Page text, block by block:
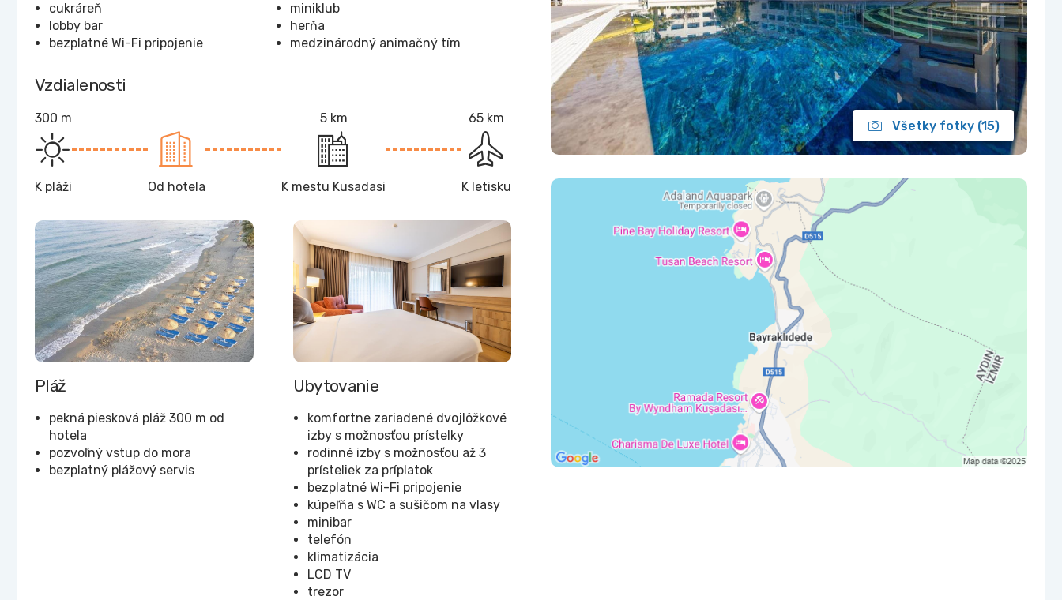
cukráreň
lobby bar
bezplatné Wi-Fi pripojenie
miniklub
herňa
medzinárodný animačný tím
Vzdialenosti
300 m
K pláži Od hotela
5 km
K mestu Kusadasi
65 km
K letisku
Pláž
pekná piesková pláž 300 m od
hotela
pozvoľný vstup do mora
bezplatný plážový servis
Ubytovanie
komfortne zariadené dvojlôžkové
izby s možnosťou prístelky
rodinné izby s možnosťou až 3
prísteliek za príplatok
bezplatné Wi-Fi pripojenie
kúpeľňa s WC a sušičom na vlasy
minibar
telefón
klimatizácia
LCD TV
trezor
Všetky fotky (15)